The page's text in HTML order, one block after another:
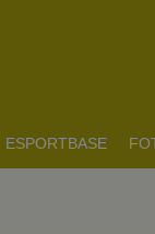
ESPORTBASE